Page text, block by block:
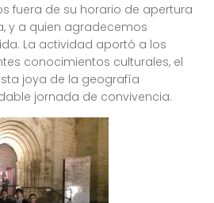
fuera de su horario de apertura
y a quien agradecemos
La actividad aportó a los
conocimientos culturales, el
joya de la geografía
jornada de convivencia.